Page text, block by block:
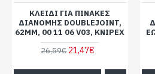
ΚΛΕΙΔΊ ΓΙΑ ΠΊΝΑΚΕΣ
ΔΙΑΝΟΜΉΣ DOUBLEJOINT,
62MM, 00 11 06 V03, KNIPEX
26,59€ 21,47€